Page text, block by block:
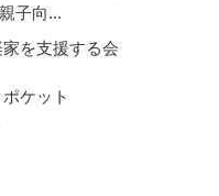
子向...
を支援する会
ケット